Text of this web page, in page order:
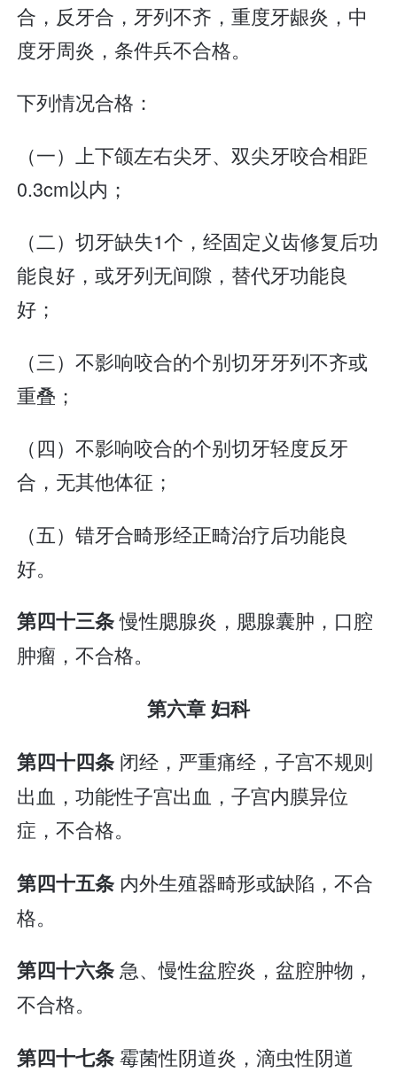
合，反牙合，牙列不齐，重度牙龈炎，中
度牙周炎，条件兵不合格。
下列情况合格：
（一）上下颌左右尖牙、双尖牙咬合相距
0.3cm以内；
（二）切牙缺失1个，经固定义齿修复后功
能良好，或牙列无间隙，替代牙功能良
好；
（三）不影响咬合的个别切牙牙列不齐或
重叠；
（四）不影响咬合的个别切牙轻度反牙
合，无其他体征；
（五）错牙合畸形经正畸治疗后功能良
好。
第四十三条慢性腮腺炎，腮腺囊肿，口腔
肿瘤，不合格。
第六章 妇科
第四十四条 闭经，严重痛经，子宫不规则
出血，功能性子宫出血，子宫内膜异位
症，不合格。
第四十五条 内外生殖器畸形或缺陷，不合
格。
第四十六条急、慢性盆腔炎，盆腔肿物，
不合格。
第四十七条霉菌性阴道炎，滴虫性阴道